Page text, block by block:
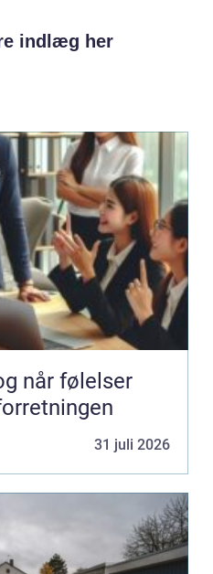
indlæg her
31 juli 2026